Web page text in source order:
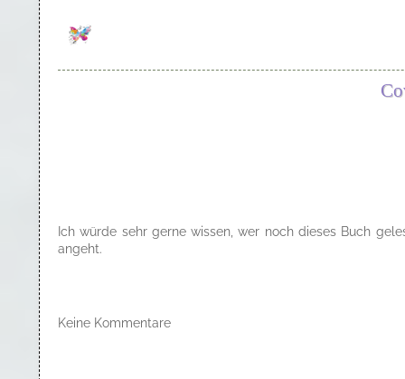
Ich würde sehr gerne wissen, wer noch dieses Buch
angeht.
Keine Kommentare